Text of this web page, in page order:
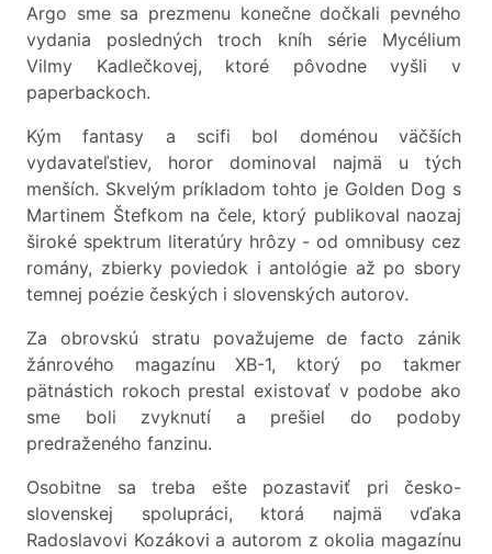
Argo sme sa prezmenu konečne dočkali pevného
vydania posledných troch kníh série Mycélium
Vilmy Kadlečkovej, ktoré pôvodne vyšli v
paperbackoch.
Kým fantasy a scifi bol doménou väčších
vydavateľstiev, horor dominoval najmä u tých
menších. Skvelým príkladom tohto je Golden Dog s
Martinem Štefkom na čele, ktorý publikoval naozaj
široké spektrum literatúry hrôzy - od omnibusy cez
romány, zbierky poviedok i antológie až po sbory
temnej poézie českých i slovenských autorov.
Za obrovskú stratu považujeme de facto zánik
žánrového magazínu XB-1, ktorý po takmer
pätnástich rokoch prestal existovať v podobe ako
sme boli zvyknutí a prešiel do podoby
predraženého fanzinu.
Osobitne sa treba ešte pozastaviť pri česko-
slovenskej spolupráci, ktorá najmä vďaka
Radoslavovi Kozákovi a autorom z okolia magazínu